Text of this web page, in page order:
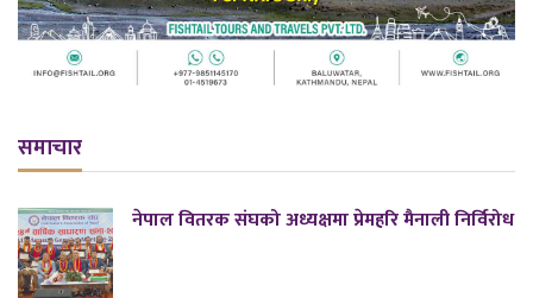
समाचार
नेपाल वितरक संघको अध्यक्षमा प्रेमहरि मैनाली निर्विरोध